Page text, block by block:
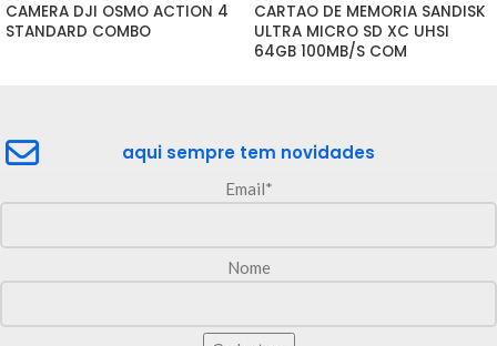
CAMERA DJI OSMO ACTION 4
STANDARD COMBO
CARTAO DE MEMORIA SANDISK
ULTRA MICRO SD XC UHSI
64GB 100MB/S COM
aqui sempre tem novidades
Email*
Nome